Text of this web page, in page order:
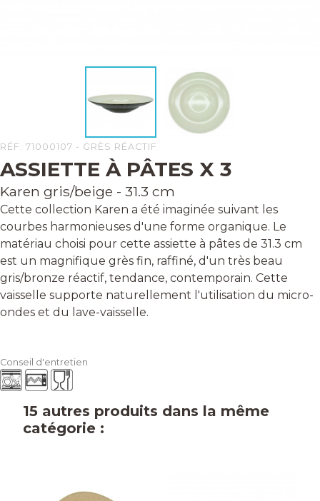
RÉF: 71000107 - GRÈS RÉACTIF
ASSIETTE À PÂTES X 3
Karen gris/beige - 31.3 cm
Cette collection Karen a été imaginée suivant les
courbes harmonieuses d'une forme organique. Le
matériau choisi pour cette assiette à pâtes de 31.3 cm
est un magnifique grès fin, raffiné, d'un très beau
gris/bronze réactif, tendance, contemporain. Cette
vaisselle supporte naturellement l'utilisation du micro-
ondes et du lave-vaisselle.
Conseil d'entretien
15 autres produits dans la même
catégorie :